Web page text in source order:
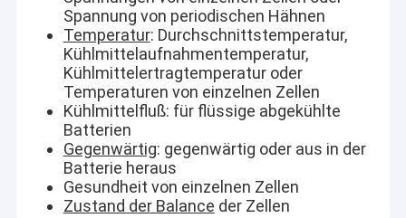
Spannung von periodischen Hähnen
Temperatur: Durchschnittstemperatur,
Kühlmittelaufnahmentemperatur,
Kühlmittelertragtemperatur oder
Temperaturen von einzelnen Zellen
Kühlmittelfluß: für flüssige abgekühlte
Batterien
Gegenwärtig: gegenwärtig oder aus in der
Batterie heraus
Gesundheit von einzelnen Zellen
Zustand der Balance der Zellen